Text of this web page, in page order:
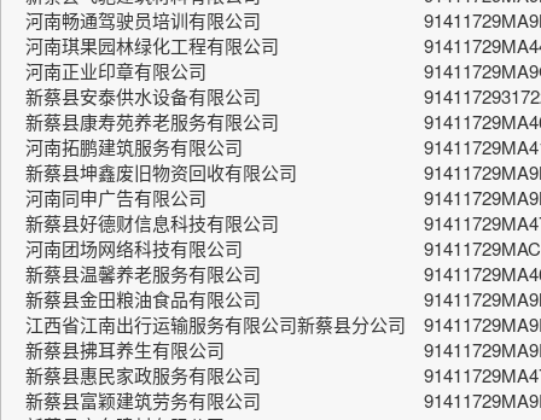
河南畅通驾驶员培训有限公司
河南琪果园林绿化工程有限公司
河南正业印章有限公司
新蔡县安泰供水设备有限公司
新蔡县康寿苑养老服务有限公司
河南拓鹏建筑服务有限公司
新蔡县坤鑫废旧物资回收有限公司
河南同申广告有限公司
新蔡县好德财信息科技有限公司
河南团场网络科技有限公司
新蔡县温馨养老服务有限公司
新蔡县金田粮油食品有限公司
江西省江南出行运输服务有限公司新蔡县分公司
新蔡县拂耳养生有限公司
新蔡县惠民家政服务有限公司
新蔡县富颖建筑劳务有限公司